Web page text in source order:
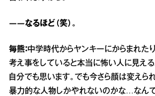
――なるほど（笑）。
毎熊：中学時代からヤンキーにからまれたり
考え事をしていると本当に怖い人に見える
自分でも思います。でも今さら顔は変えら
暴力的な人物しかやれないのかな…なん